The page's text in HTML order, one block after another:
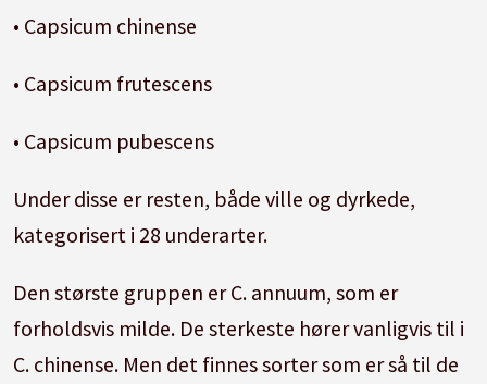
• Capsicum chinense
• Capsicum frutescens
• Capsicum pubescens
Under disse er resten, både ville og dyrkede,
kategorisert i 28 underarter.
Den største gruppen er C. annuum, som er
forholdsvis milde. De sterkeste hører vanligvis til i
C. chinense. Men det finnes sorter som er så til de